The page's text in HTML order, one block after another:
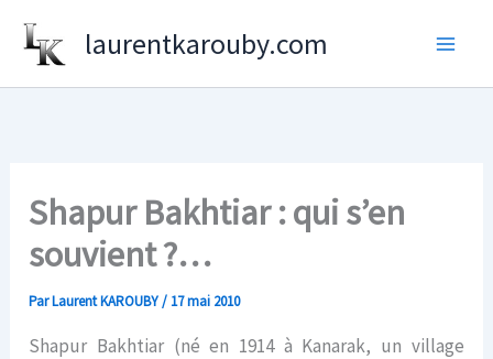
laurentkarouby.com
Shapur Bakhtiar : qui s’en
souvient ?…
ParLaurent KAROUBY/ 17 mai 2010
Shapur Bakhtiar (né en 1914 à Kanarak, un village